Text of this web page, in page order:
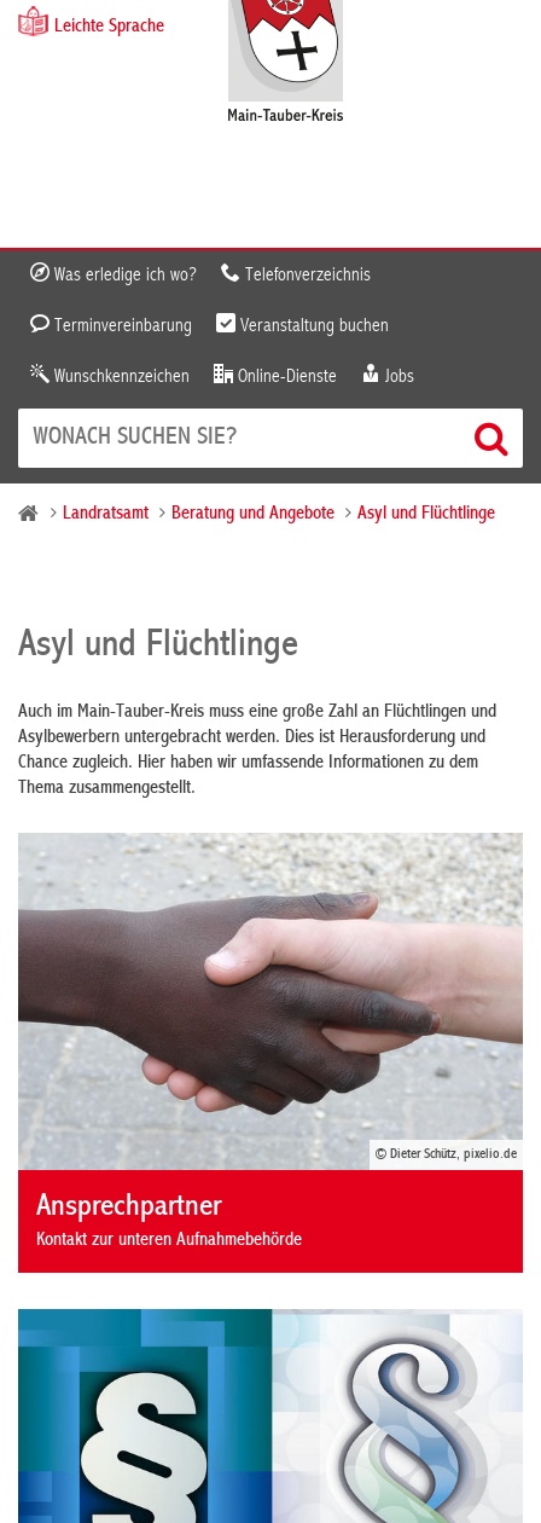
Leichte Sprache
Was erledige ich wo? Telefonverzeichnis
Terminvereinbarung Veranstaltung buchen
Wunschkennzeichen Online-Dienste Jobs
Landratsamt Beratung und Angebote Asyl und Flüchtlinge
Asyl und Flüchtlinge
Auch im Main-Tauber-Kreis muss eine große Zahl an Flüchtlingen und
Asylbewerbern untergebracht werden. Dies ist Herausforderung und
Chance zugleich. Hier haben wir umfassende Informationen zu dem
Thema zusammengestellt.
© Dieter Schütz, pixelio.de
Ansprechpartner
Kontakt zur unteren Aufnahmebehörde